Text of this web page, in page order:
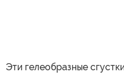
Эти гелеобразные